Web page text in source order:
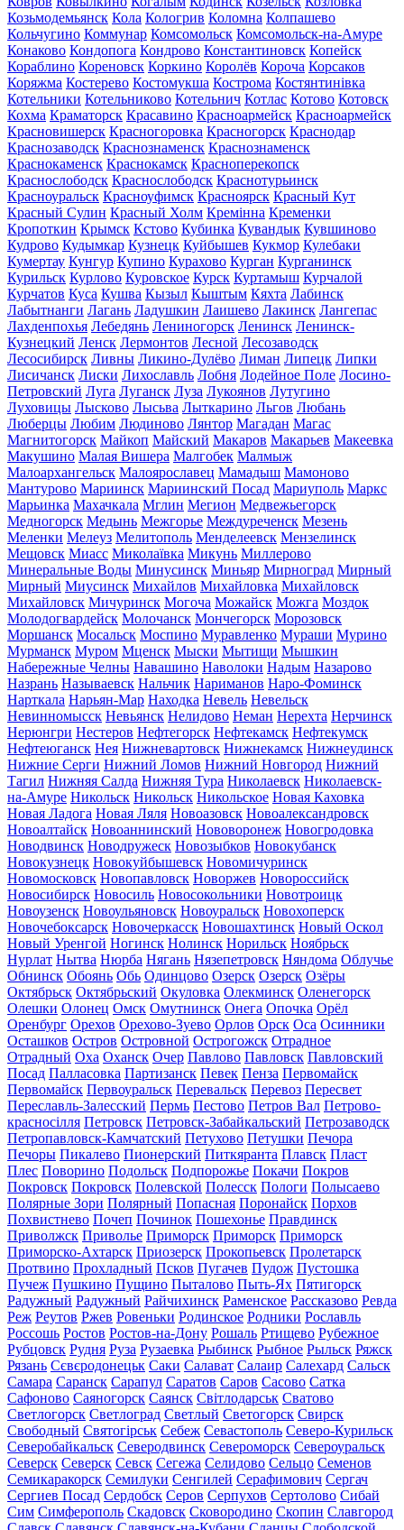
Козьмодемьянск Кола Кологрив Коломна Колпашево
Кольчугино Коммунар Комсомольск Комсомольск-на-Амуре
Конаково Кондопога Кондрово Константиновск Копейск
Кораблино Кореновск Коркино Королёв Короча Корсаков
Коряжма Костерево Костомукша Кострома Костянтинівка
Котельники Котельниково Котельнич Котлас Котово Котовск
Кохма Краматорск Красавино Красноармейск Красноармейск
Красновишерск Красногоровка Красногорск Краснодар
Краснозаводск Краснознаменск Краснознаменск
Краснокаменск Краснокамск Красноперекопск
Краснослободск Краснослободск Краснотурьинск
Красноуральск Красноуфимск Красноярск Красный Кут
Красный Сулин Красный Холм Кремінна Кременки
Кропоткин Крымск Кстово Кубинка Кувандык Кувшиново
Кудрово Кудымкар Кузнецк Куйбышев Кукмор Кулебаки
Кумертау Кунгур Купино Курахово Курган Курганинск
Курильск Курлово Куровское Курск Куртамыш Курчалой
Курчатов Куса Кушва Кызыл Кыштым Кяхта Лабинск
Лабытнанги Лагань Ладушкин Лаишево Лакинск Лангепас
Лахденпохья Лебедянь Лениногорск Ленинск Ленинск-
Кузнецкий Ленск Лермонтов Лесной Лесозаводск
Лесосибирск Ливны Ликино-Дулёво Лиман Липецк Липки
Лисичанск Лиски Лихославль Лобня Лодейное Поле Лосино-
Петровский Луга Луганск Луза Лукоянов Лутугино
Луховицы Лысково Лысьва Лыткарино Льгов Любань
Люберцы Любим Людиново Лянтор Магадан Магас
Магнитогорск Майкоп Майский Макаров Макарьев Макеевка
Макушино Малая Вишера Малгобек Малмыж
Малоархангельск Малоярославец Мамадыш Мамоново
Мантурово Мариинск Мариинский Посад Мариуполь Маркс
Марьинка Махачкала Мглин Мегион Медвежьегорск
Медногорск Медынь Межгорье Междуреченск Мезень
Меленки Мелеуз Мелитополь Менделеевск Мензелинск
Мещовск Миасс Миколаївка Микунь Миллерово
Минеральные Воды Минусинск Миньяр Мирноград Мирный
Мирный Миусинск Михайлов Михайловка Михайловск
Михайловск Мичуринск Могоча Можайск Можга Моздок
Молодогвардейск Молочанск Мончегорск Морозовск
Моршанск Мосальск Моспино Муравленко Мураши Мурино
Мурманск Муром Мценск Мыски Мытищи Мышкин
Набережные Челны Навашино Наволоки Надым Назарово
Назрань Называевск Нальчик Нариманов Наро-Фоминск
Нарткала Нарьян-Мар Находка Невель Невельск
Невинномысск Невьянск Нелидово Неман Нерехта Нерчинск
Нерюнгри Нестеров Нефтегорск Нефтекамск Нефтекумск
Нефтеюганск Нея Нижневартовск Нижнекамск Нижнеудинск
Нижние Серги Нижний Ломов Нижний Новгород Нижний
Тагил Нижняя Салда Нижняя Тура Николаевск Николаевск-
на-Амуре Никольск Никольск Никольское Новая Каховка
Новая Ладога Новая Ляля Новоазовск Новоалександровск
Новоалтайск Новоаннинский Нововоронеж Новогродовка
Новодвинск Новодружеск Новозыбков Новокубанск
Новокузнецк Новокуйбышевск Новомичуринск
Новомосковск Новопавловск Новоржев Новороссийск
Новосибирск Новосиль Новосокольники Новотроицк
Новоузенск Новоульяновск Новоуральск Новохоперск
Новочебоксарск Новочеркасск Новошахтинск Новый Оскол
Новый Уренгой Ногинск Нолинск Норильск Ноябрьск
Нурлат Нытва Нюрба Нягань Нязепетровск Няндома Облучье
Обнинск Обоянь Обь Одинцово Озерск Озерск Озёры
Октябрьск Октябрьский Окуловка Олекминск Оленегорск
Олешки Олонец Омск Омутнинск Онега Опочка Орёл
Оренбург Орехов Орехово-Зуево Орлов Орск Оса Осинники
Осташков Остров Островной Острогожск Отрадное
Отрадный Оха Оханск Очер Павлово Павловск Павловский
Посад Палласовка Партизанск Певек Пенза Первомайск
Первомайск Первоуральск Перевальск Перевоз Пересвет
Переславль-Залесский Пермь Пестово Петров Вал Петрово-
красносілля Петровск Петровск-Забайкальский Петрозаводск
Петропавловск-Камчатский Петухово Петушки Печора
Печоры Пикалево Пионерский Питкяранта Плавск Пласт
Плес Поворино Подольск Подпорожье Покачи Покров
Покровск Покровск Полевской Полесск Пологи Полысаево
Полярные Зори Полярный Попасная Поронайск Порхов
Похвистнево Почеп Починок Пошехонье Правдинск
Приволжск Приволье Приморск Приморск Приморск
Приморско-Ахтарск Приозерск Прокопьевск Пролетарск
Протвино Прохладный Псков Пугачев Пудож Пустошка
Пучеж Пушкино Пущино Пыталово Пыть-Ях Пятигорск
Радужный Радужный Райчихинск Раменское Рассказово Ревда
Реж Реутов Ржев Ровеньки Родинское Родники Рославль
Россошь Ростов Ростов-на-Дону Рошаль Ртищево Рубежное
Рубцовск Рудня Руза Рузаевка Рыбинск Рыбное Рыльск Ряжск
Рязань Сєвєродонецьк Саки Салават Салаир Салехард Сальск
Самара Саранск Сарапул Саратов Саров Сасово Сатка
Сафоново Саяногорск Саянск Світлодарськ Сватово
Светлогорск Светлоград Светлый Светогорск Свирск
Свободный Святогірськ Себеж Севастополь Северо-Курильск
Северобайкальск Северодвинск Североморск Североуральск
Северск Северск Севск Сегежа Селидово Сельцо Семенов
Семикаракорск Семилуки Сенгилей Серафимович Сергач
Сергиев Посад Сердобск Серов Серпухов Сертолово Сибай
Сим Симферополь Скадовск Сковородино Скопин Славгород